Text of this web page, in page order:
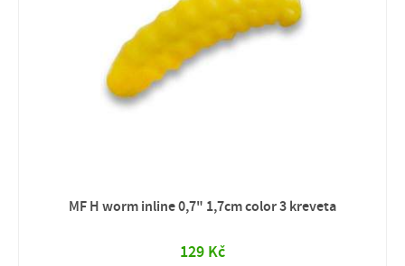
MF H worm inline 0,7" 1,7cm color 3 kreveta
129 Kč